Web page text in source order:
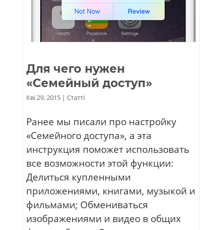
Для чего нужен
«Семейный доступ»
Кві 29, 2015| Статті
Ранее мы писали про настройку
«Семейного доступа», а эта
инструкция поможет использовать
все возможности этой функции:
Делиться купленными
приложениями, книгами, музыкой и
фильмами; Обмениваться
изображениями и видео в общих